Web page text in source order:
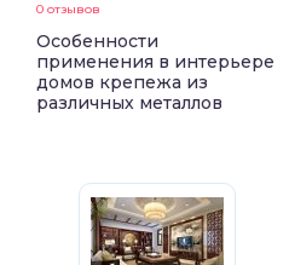
0 отзывов
Особенности
применения в интерьере
домов крепежа из
различных металлов